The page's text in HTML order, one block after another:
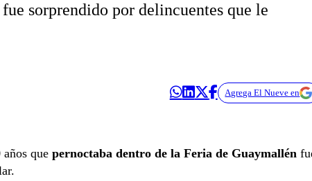
sorprendido por delincuentes que le
Agrega El Nueve en
que pernoctaba dentro de la Feria de Guaymallén